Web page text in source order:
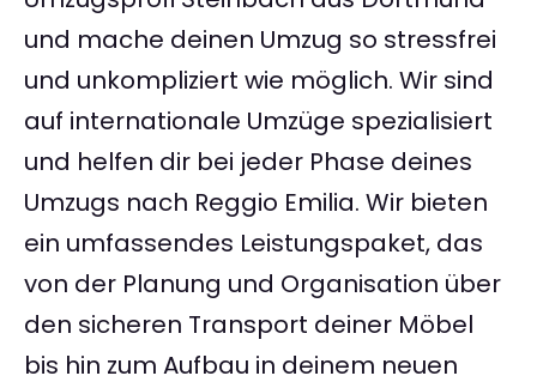
und mache deinen Umzug so stressfrei
und unkompliziert wie möglich. Wir sind
auf internationale Umzüge spezialisiert
und helfen dir bei jeder Phase deines
Umzugs nach Reggio Emilia. Wir bieten
ein umfassendes Leistungspaket, das
von der Planung und Organisation über
den sicheren Transport deiner Möbel
bis hin zum Aufbau in deinem neuen